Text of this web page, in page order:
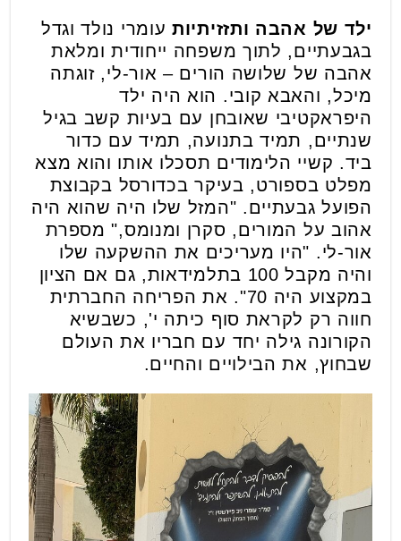
ילד של אהבה ותזזיתיותעומרי נולד וגדל
בגבעתיים, לתוך משפחה ייחודית ומלאת
אהבה של שלושה הורים – אור-לי, זוגתה
מיכל, והאבא קובי. הוא היה ילד
היפראקטיבי שאובחן עם בעיות קשב בגיל
שנתיים, תמיד בתנועה, תמיד עם כדור
ביד. קשיי הלימודים תסכלו אותו והוא מצא
מפלט בספורט, בעיקר בכדורסל בקבוצת
הפועל גבעתיים. "המזל שלו היה שהוא היה
אהוב על המורים, סקרן ומנומס," מספרת
אור-לי. "היו מעריכים את ההשקעה שלו
והיה מקבל 100 בתלמידאות, גם אם הציון
במקצוע היה 70". את הפריחה החברתית
חווה רק לקראת סוף כיתה י', כשבשיא
הקורונה גילה יחד עם חבריו את העולם
שבחוץ, את הבילויים והחיים.